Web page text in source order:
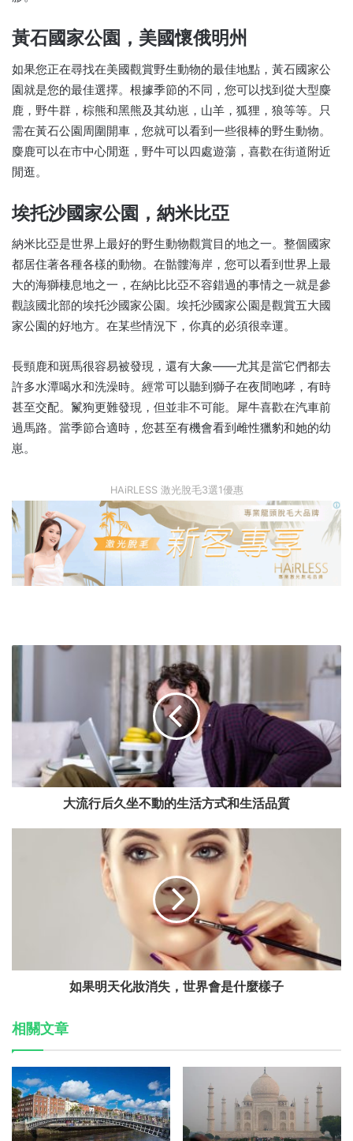
黃石國家公園，美國懷俄明州
如果您正在尋找在美國觀賞野生動物的最佳地點，黃石國家公
園就是您的最佳選擇。根據季節的不同，您可以找到從大型麋
鹿，野牛群，棕熊和黑熊及其幼崽，山羊，狐狸，狼等等。只
需在黃石公園周圍開車，您就可以看到一些很棒的野生動物。
麋鹿可以在市中心閒逛，野牛可以四處遊蕩，喜歡在街道附近
閒逛。
埃托沙國家公園，納米比亞
納米比亞是世界上最好的野生動物觀賞目的地之一。整個國家
都居住著各種各樣的動物。在骷髏海岸，您可以看到世界上最
大的海獅棲息地之一，在納比比亞不容錯過的事情之一就是參
觀該國北部的埃托沙國家公園。埃托沙國家公園是觀賞五大國
家公園的好地方。在某些情況下，你真的必須很幸運。
長頸鹿和斑馬很容易被發現，還有大象——尤其是當它們都去
許多水潭喝水和洗澡時。經常可以聽到獅子在夜間咆哮，有時
甚至交配。鬣狗更難發現，但並非不可能。犀牛喜歡在汽車前
過馬路。當季節合適時，您甚至有機會看到雌性獵豹和她的幼
崽。
HAiRLESS 激光脫毛3選1優惠
大流行后久坐不動的生活方式和生活品質
如果明天化妝消失，世界會是什麼樣子
相關文章